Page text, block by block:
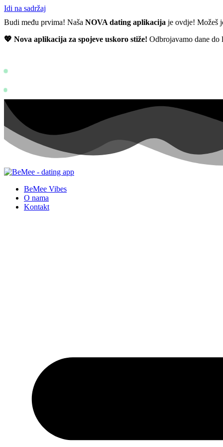
Idi na sadržaj
Budi među prvima! Naša NOVA dating aplikacija je ovdje! Možeš
💖 Nova aplikacija za spojeve uskoro stiže! Odbrojavamo dane
BeMee Vibes
O nama
Kontakt